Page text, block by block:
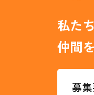
私た
仲間
募